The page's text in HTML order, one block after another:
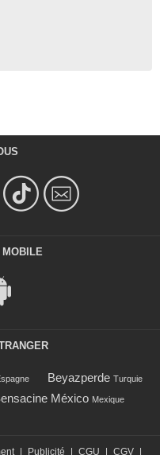
Beyazperde Turquie
México Mexique
| Publicité | CGU | CGV |